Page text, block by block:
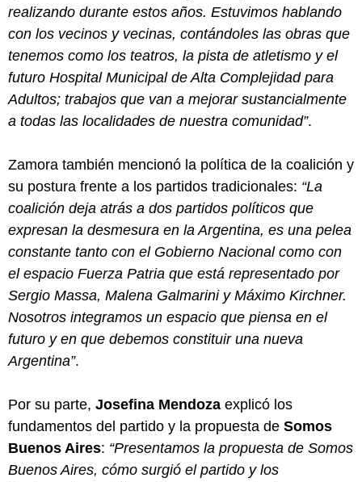
realizando durante estos años. Estuvimos hablando
con los vecinos y vecinas, contándoles las obras que
tenemos como los teatros, la pista de atletismo y el
futuro Hospital Municipal de Alta Complejidad para
Adultos; trabajos que van a mejorar sustancialmente
a todas las localidades de nuestra comunidad”.
Zamora también mencionó la política de la coalición y
su postura frente a los partidos tradicionales: “La
coalición deja atrás a dos partidos políticos que
expresan la desmesura en la Argentina, es una pelea
constante tanto con el Gobierno Nacional como con
el espacio Fuerza Patria que está representado por
Sergio Massa, Malena Galmarini y Máximo Kirchner.
Nosotros integramos un espacio que piensa en el
futuro y en que debemos constituir una nueva
Argentina”.
Por su parte, Josefina Mendoza explicó los
fundamentos del partido y la propuesta de Somos
Buenos Aires: “Presentamos la propuesta de Somos
Buenos Aires, cómo surgió el partido y los